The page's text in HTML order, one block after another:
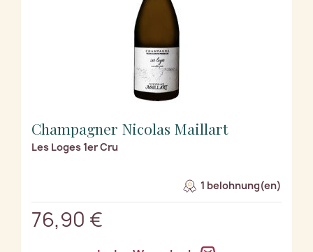
Champagner Nicolas Maillart
Les Loges 1er Cru
1 belohnung(en)
76,90 €